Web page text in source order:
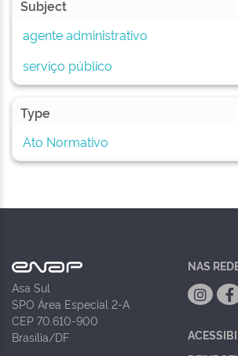
Subject
agente administrativo
serviço público
Type
Ato Normativo
Asa Sul
SPO Área Especial 2-A
CEP 70.610-900
Brasília/DF
NAS